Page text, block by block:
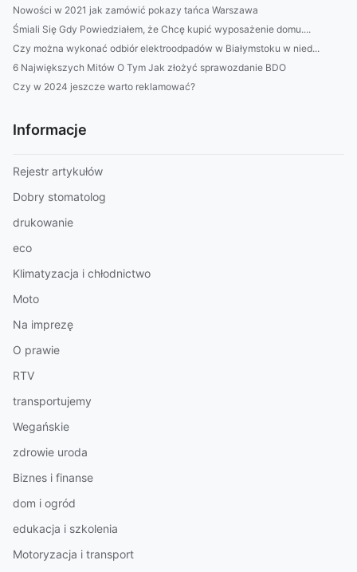
Nowości w 2021 jak zamówić pokazy tańca Warszawa
Śmiali Się Gdy Powiedziałem, że Chcę kupić wyposażenie domu....
Czy można wykonać odbiór elektroodpadów w Białymstoku w nied...
6 Największych Mitów O Tym Jak złożyć sprawozdanie BDO
Czy w 2024 jeszcze warto reklamować?
Informacje
Rejestr artykułów
Dobry stomatolog
drukowanie
eco
Klimatyzacja i chłodnictwo
Moto
Na imprezę
O prawie
RTV
transportujemy
Wegańskie
zdrowie uroda
Biznes i finanse
dom i ogród
edukacja i szkolenia
Motoryzacja i transport